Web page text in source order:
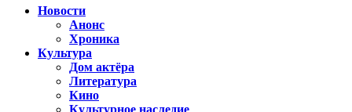
Новости
Анонс
Хроника
Культура
Дом актёра
Литература
Кино